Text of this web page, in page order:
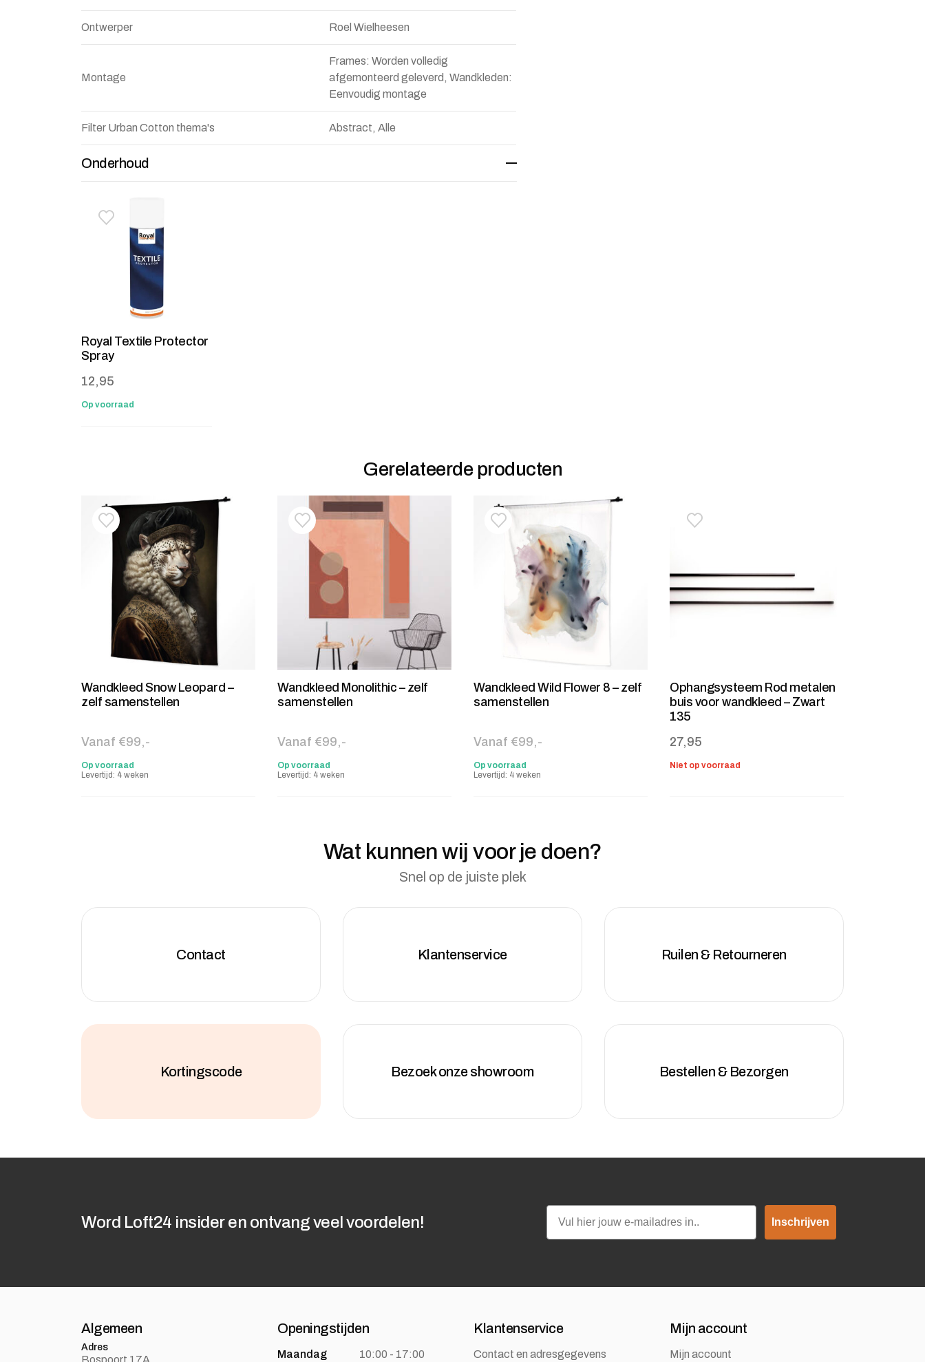
Ontwerper Roel Wielheesen
Montage
Frames: Worden volledig
afgemonteerd geleverd, Wandkleden:
Eenvoudig montage
Filter Urban Cotton thema's Abstract, Alle
Onderhoud
Toevoegen aan verlanglijstje
Verwijderen van verlanglijst
Royal Textile Protector
Spray
12,95
Op voorraad
Gerelateerde producten
Toevoegen aan verlanglijstje
Verwijderen van verlanglijst
Wandkleed Snow Leopard –
zelf samenstellen
Vanaf €99,-
Op voorraad
Levertijd: 4 weken
Toevoegen aan verlanglijstje
Verwijderen van verlanglijst
Wandkleed Monolithic – zelf
samenstellen
Vanaf €99,-
Op voorraad
Levertijd: 4 weken
Toevoegen aan verlanglijstje
Verwijderen van verlanglijst
Wandkleed Wild Flower 8 – zelf
samenstellen
Vanaf €99,-
Op voorraad
Levertijd: 4 weken
Toevoegen aan verlanglijstje
Verwijderen van verlanglijst
Ophangsysteem Rod metalen
buis voor wandkleed – Zwart
135
27,95
Niet op voorraad
Wat kunnen wij voor je doen?
Snel op de juiste plek
Contact Klantenservice Ruilen & Retourneren
Kortingscode Bezoek onze showroom Bestellen & Bezorgen
Word Loft24 insider en ontvang veel voordelen!
Email
Inschrijven
Algemeen
Adres
Bospoort 17A
Openingstijden
Maandag
10:00 - 17:00
Klantenservice
Contact en adresgegevens
Mijn account
Mijn account